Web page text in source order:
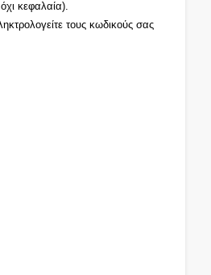
κεφαλαία).
τους κωδικούς σας